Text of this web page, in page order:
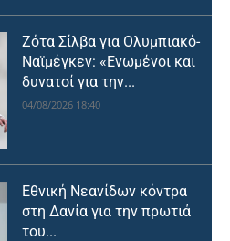
Ζότα Σίλβα για Ολυμπιακό-
Ναϊμέγκεν: «Ενωμένοι και
δυνατοί για την...
04/08/2026 18:40
Εθνική Νεανίδων κόντρα
στη Δανία για την πρωτιά
του...